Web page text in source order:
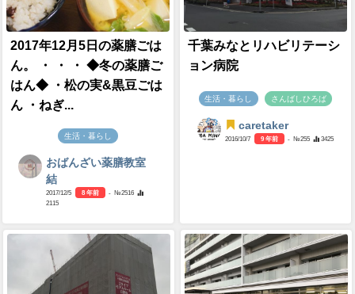
2017年12月5日の薬膳ごは
ん。 ・ ・ ・ ◆冬の薬膳ご
はん◆ ・松の実&黒豆ごは
ん ・ねぎ...
生活・暮らし
おばんざい薬膳教室
結
2017/12/5 8 年前
- №2516
2115
千葉みなとリハビリテーシ
ョン病院
生活・暮らし さんばしひろば
caretaker
2016/10/7 9 年前 - №255 3425